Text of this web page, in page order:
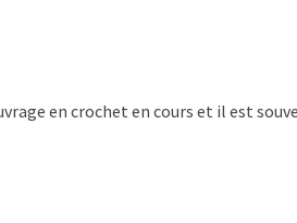
en crochet en cours et il est